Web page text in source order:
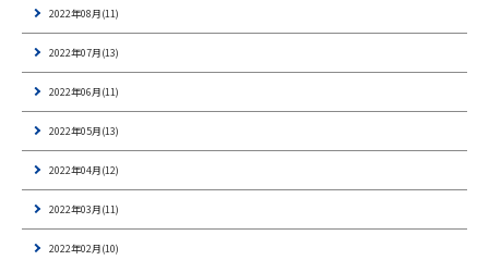
2022年08月(11)
2022年07月(13)
2022年06月(11)
2022年05月(13)
2022年04月(12)
2022年03月(11)
2022年02月(10)